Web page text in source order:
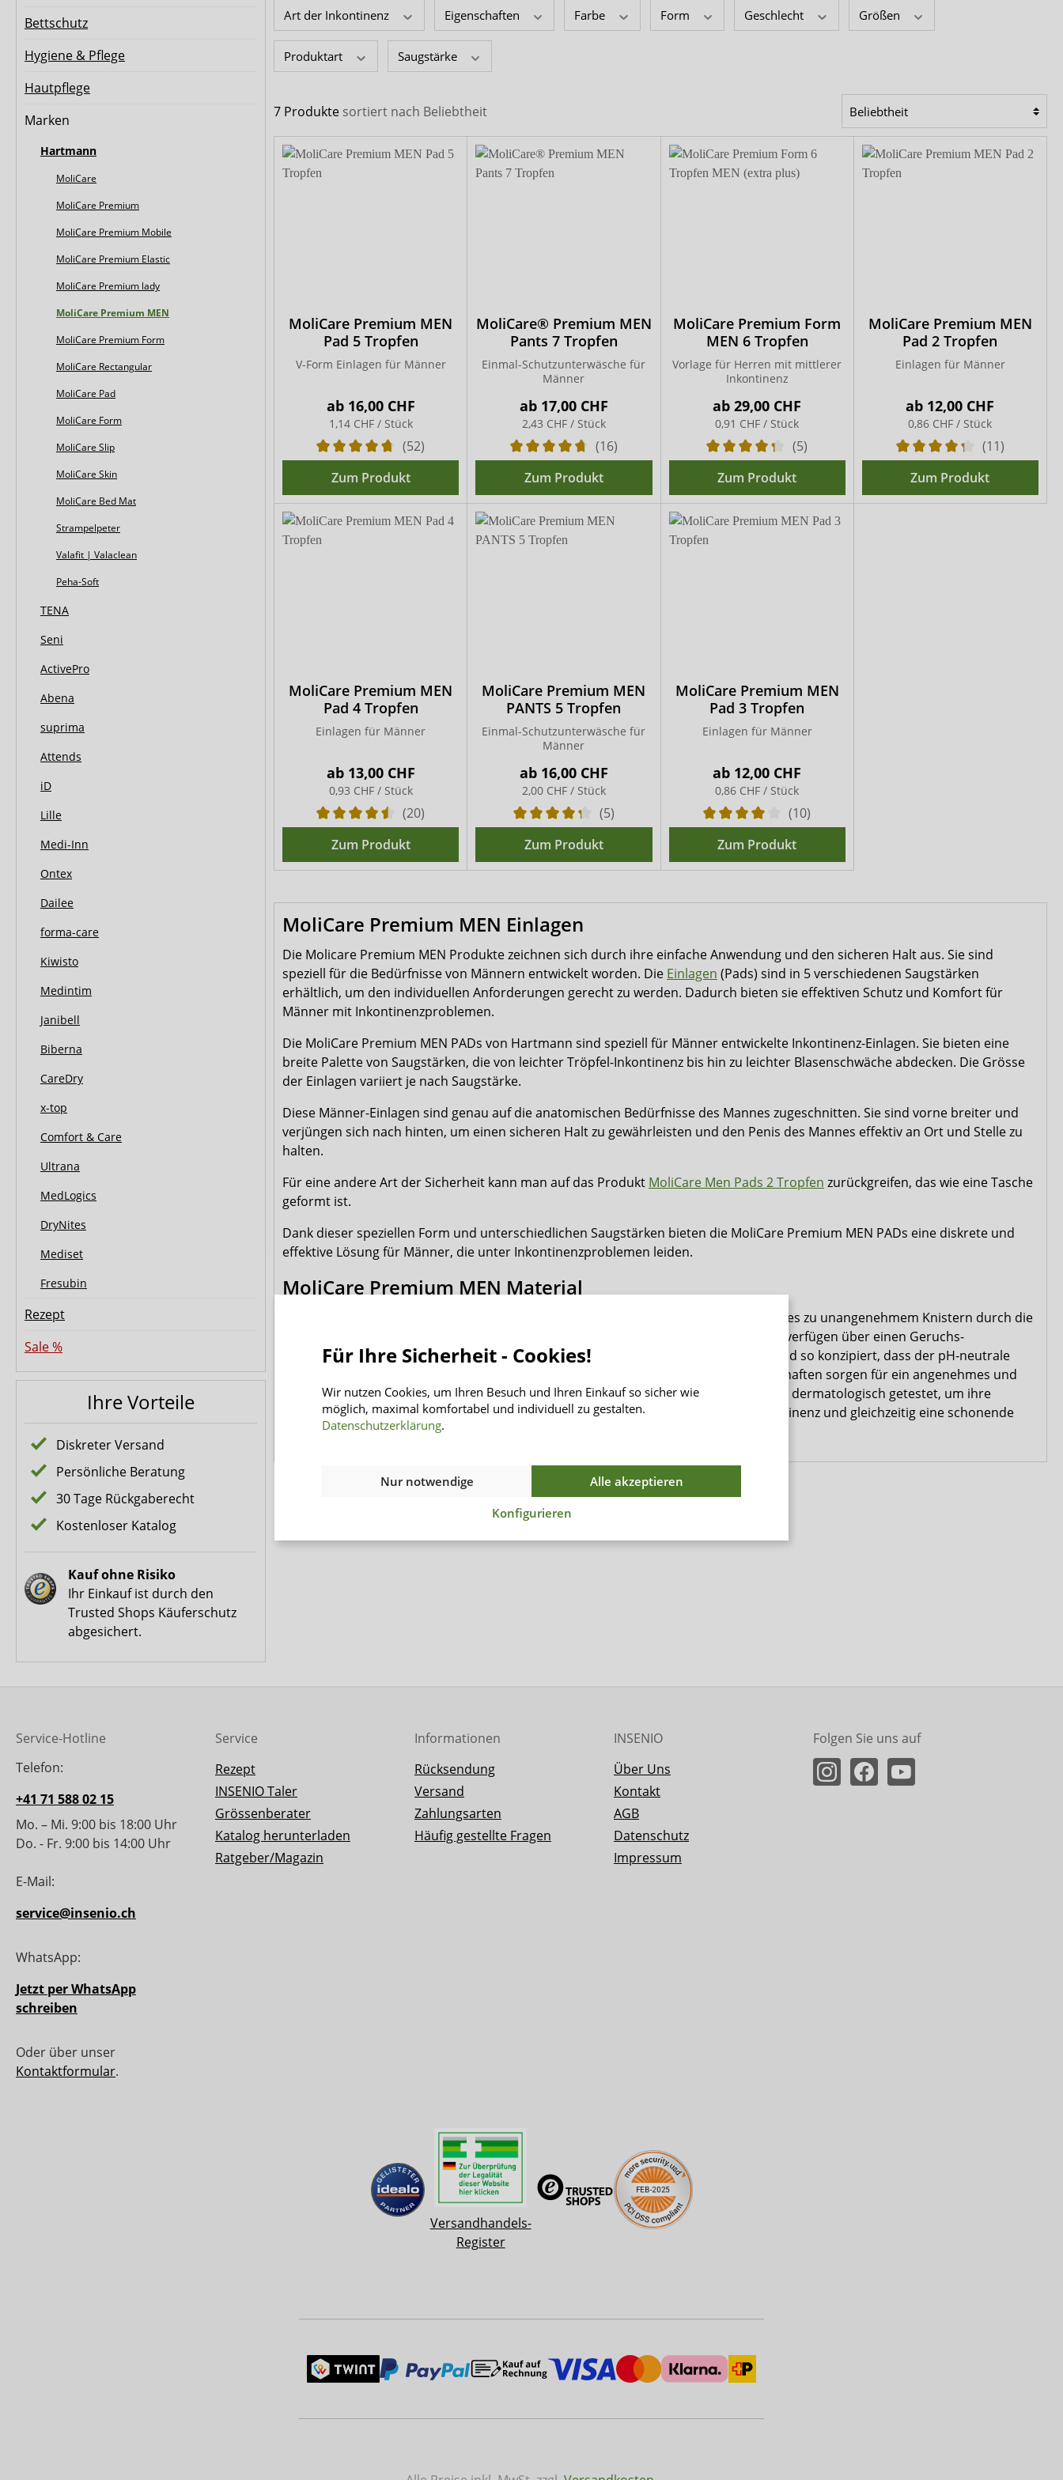
MedLogics
Bettschutz
Hygiene & Pflege
Hautpflege
Marken
Hartmann
MoliCare
MoliCare Premium
MoliCare Premium Mobile
MoliCare Premium Elastic
MoliCare Premium lady
MoliCare Premium MEN
MoliCare Premium Form
MoliCare Rectangular
MoliCare Pad
MoliCare Form
MoliCare Slip
MoliCare Skin
MoliCare Bed Mat
Strampelpeter
Valafit | Valaclean
Peha-Soft
TENA
Seni
ActivePro
Abena
suprima
Attends
iD
Lille
Medi-Inn
Ontex
Dailee
forma-care
Kiwisto
Medintim
Janibell
Biberna
CareDry
x-top
Comfort & Care
Ultrana
MedLogics
DryNites
Mediset
Fresubin
Rezept
Sale %
Ihre Vorteile
Diskreter Versand
Persönliche Beratung
30 Tage Rückgaberecht
Kostenloser Katalog
Kauf ohne Risiko
Ihr Einkauf ist durch den
Trusted Shops Käuferschutz
abgesichert.
Art der Inkontinenz Eigenschaften Farbe Form Geschlecht Größen
Produktart Saugstärke
7 Produkte sortiert nach Beliebtheit
MoliCare Premium MEN
Pad 5 Tropfen
V-Form Einlagen für Männer
ab 16,00 CHF
1,14 CHF / Stück
(52)
Zum Produkt
MoliCare® Premium MEN
Pants 7 Tropfen
Einmal-Schutzunterwäsche für
Männer
ab 17,00 CHF
2,43 CHF / Stück
(16)
Zum Produkt
MoliCare Premium Form
MEN 6 Tropfen
Vorlage für Herren mit mittlerer
Inkontinenz
ab29,00 CHF
0,91 CHF / Stück
(5)
Zum Produkt
MoliCare Premium MEN
Pad 2 Tropfen
Einlagen für Männer
ab 12,00 CHF
0,86 CHF / Stück
(11)
Zum Produkt
MoliCare Premium MEN
Pad 4 Tropfen
Einlagen für Männer
ab 13,00 CHF
0,93 CHF / Stück
(20)
Zum Produkt
MoliCare Premium MEN
PANTS 5 Tropfen
Einmal-Schutzunterwäsche für
Männer
ab 16,00 CHF
2,00 CHF / Stück
(5)
Zum Produkt
MoliCare Premium MEN
Pad 3 Tropfen
Einlagen für Männer
ab 12,00 CHF
0,86 CHF / Stück
(10)
Zum Produkt
MoliCare Premium MEN Einlagen
Die Molicare Premium MEN Produkte zeichnen sich durch ihre einfache Anwendung und den sicheren Halt aus. Sie sind
speziell für die Bedürfnisse von Männern entwickelt worden. Die Einlagen (Pads) sind in 5 verschiedenen Saugstärken
erhältlich, um den individuellen Anforderungen gerecht zu werden. Dadurch bieten sie effektiven Schutz und Komfort für
Männer mit Inkontinenzproblemen.
Die MoliCare Premium MEN PADs von Hartmann sind speziell für Männer entwickelte Inkontinenz-Einlagen. Sie bieten eine
breite Palette von Saugstärken, die von leichter Tröpfel-Inkontinenz bis hin zu leichter Blasenschwäche abdecken. Die Grösse
der Einlagen variiert je nach Saugstärke.
Diese Männer-Einlagen sind genau auf die anatomischen Bedürfnisse des Mannes zugeschnitten. Sie sind vorne breiter und
verjüngen sich nach hinten, um einen sicheren Halt zu gewährleisten und den Penis des Mannes effektiv an Ort und Stelle zu
halten.
Für eine andere Art der Sicherheit kann man auf das Produkt MoliCare Men Pads 2 Tropfen zurückgreifen, das wie eine Tasche
geformt ist.
Dank dieser speziellen Form und unterschiedlichen Saugstärken bieten die MoliCare Premium MEN PADs eine diskrete und
effektive Lösung für Männer, die unter Inkontinenzproblemen leiden.
MoliCare Premium MEN Material
Die MoliCare Männer Einlagen haben eine textilartige Rückseite, die verhindert, dass es zu unangenehmem Knistern durch die
wasserdichte Folie kommt. Zusätzlich sind die MoliCare Man Pads atmungsaktiv und verfügen über einen Geruchs-
Neutralisator, der unangenehme Gerüche von Anfang an verhindert. Die Einlagen sind so konzipiert, dass der pH-neutrale
Wert von 5,5 erhalten bleibt, was sie besonders hautschonend macht. Diese Eigenschaften sorgen für ein angenehmes und
komfortables Trageerlebnis. Zudem wurden die MoliCareEinmalvorlagen
für Männer dermatologisch getestet, um ihre
Hautverträglichkeit zu gewährleisten. Dadurch bieten sie effektiven Schutz vor Inkontinenz und gleichzeitig eine schonende
Pflege für die Haut.
Service-Hotline
Telefon:
+41 71 588 02 15
Mo. – Mi. 9:00 bis 18:00 Uhr
Do. - Fr. 9:00 bis 14:00 Uhr
E-Mail:
service@insenio.ch
WhatsApp:
Jetzt per WhatsApp
schreiben
Oder über unser
Kontaktformular.
Service
Rezept
INSENIO Taler
Grössenberater
Katalog herunterladen
Ratgeber/Magazin
Informationen
Rücksendung
Versand
Zahlungsarten
Häufig gestellte Fragen
INSENIO
Über Uns
Kontakt
AGB
Datenschutz
Impressum
Folgen Sie uns auf
Versandhandels-
Register
Für Ihre Sicherheit - Cookies!
Wir nutzen Cookies, um Ihren Besuch und Ihren Einkauf so sicher wie
möglich, maximal komfortabel und individuell zu gestalten.
Datenschutzerklärung.
Nur notwendige
Alle akzeptieren
Konfigurieren